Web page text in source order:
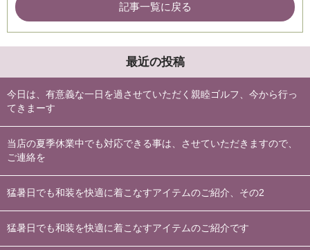
記事一覧に戻る
最近の投稿
今日は、有意義な一日を過させていただく親睦ゴルフ、今から行っ
てきまーす
当店の夏季休業中でも対応できる事は、させていただきますので、
ご連絡を
猛暑日でも和装を快適に着こなすアイテムのご紹介、その2
猛暑日でも和装を快適に着こなすアイテムのご紹介です